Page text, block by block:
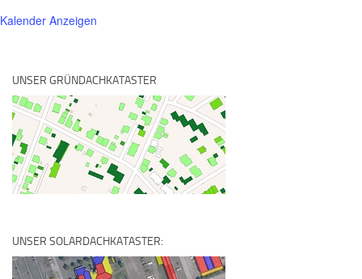
Kalender Anzeigen
UNSER GRÜNDACHKATASTER
UNSER SOLARDACHKATASTER: